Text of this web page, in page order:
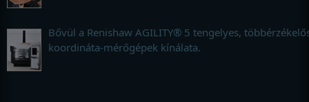
Bővül a Renishaw AGILITY® 5 tengelyes,
koordináta-mérőgépek kínálata.